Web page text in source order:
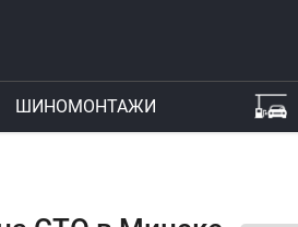
ШИНОМОНТАЖИ